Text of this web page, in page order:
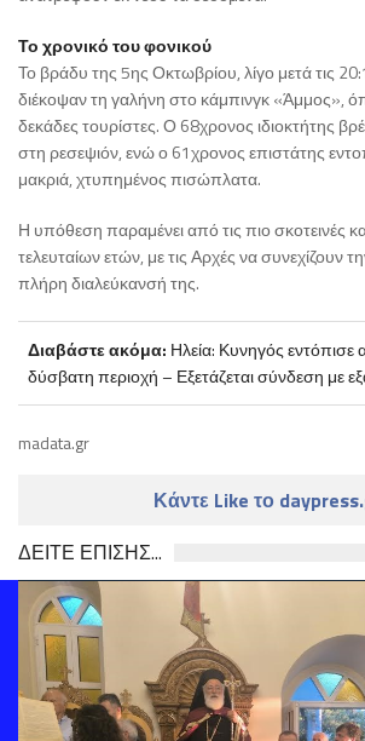
Το χρονικό του φονικού
Το βράδυ της 5ης Οκτωβρίου, λίγο μετά τις
διέκοψαν τη γαλήνη στο κάμπινγκ «Άμμος»,
δεκάδες τουρίστες. Ο 68χρονος ιδιοκτήτης
στη ρεσεψιόν, ενώ ο 61χρονος επιστάτης
μακριά, χτυπημένος πισώπλατα.
Η υπόθεση παραμένει από τις πιο σκοτεινές
τελευταίων ετών, με τις Αρχές να συνεχίζουν
πλήρη διαλεύκανσή της.
Διαβάστε ακόμα: Ηλεία: Κυνηγός
δύσβατη περιοχή – Εξετάζεται σύνδεση με
madata.gr
Κάντε Like το
ΔΕΙΤΕ ΕΠΙΣΗΣ...